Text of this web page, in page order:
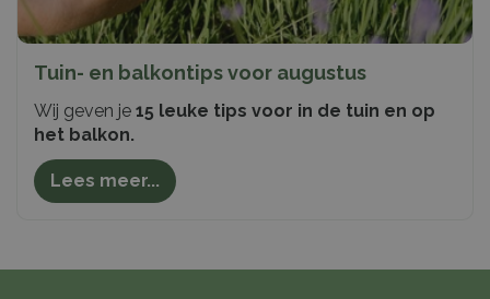
Tuin- en balkontips voor augustus
Wij geven je 15 leuke tips voor in de tuin en op
het balkon.
Lees meer...